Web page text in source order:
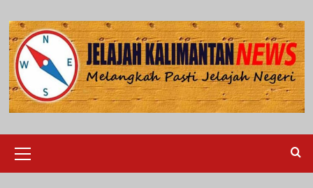
to
content
Menu